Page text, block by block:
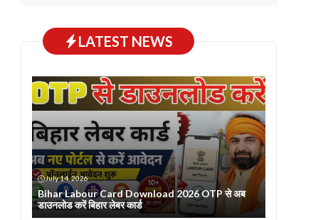
LATEST NEWS
July 14, 2026
Bihar Labour Card Download 2026 OTP से अब
डाउनलोड करें बिहार लेबर कार्ड